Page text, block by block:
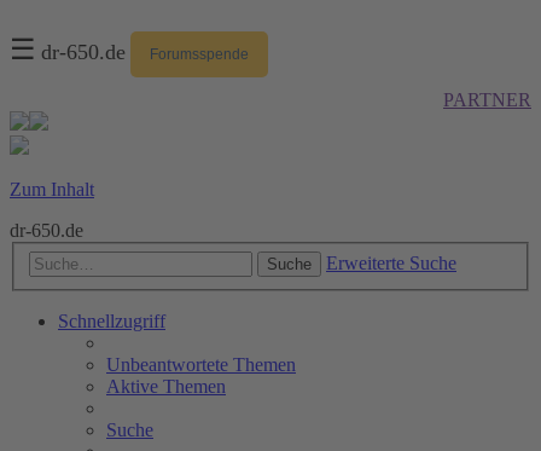
☰ dr-650.de Forumsspende
PARTNER
Zum Inhalt
dr-650.de
Suche Erweiterte Suche
Schnellzugriff
Unbeantwortete Themen
Aktive Themen
Suche